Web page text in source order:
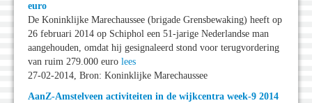
euro
De Koninklijke Marechaussee (brigade Grensbewaking) heeft op
26 februari 2014 op Schiphol een 51-jarige Nederlandse man
aangehouden, omdat hij gesignaleerd stond voor terugvordering
van ruim 279.000 euro lees
27-02-2014, Bron: Koninklijke Marechaussee
AanZ-Amstelveen activiteiten in de wijkcentra week-9 2014